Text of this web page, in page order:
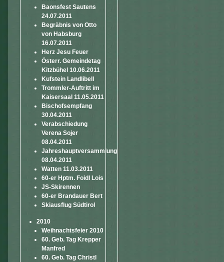
Baonsfest Sautens
24.07.2011
Begräbnis von Otto
von Habsburg
16.07.2011
Herz Jesu Feuer
Österr. Gemeindetag
Kitzbühel 10.06.2011
Kufstein Landlibell
Trommler-Auftritt im
Kaisersaal 11.05.2011
Bischofsempfang
30.04.2011
Verabschiedung
Verena Sojer
08.04.2011
Jahreshauptversammlung
08.04.2011
Watten 11.03.2011
60-er Hptm. Foidl Lois
JS-Skirennen
60-er Brandauer Bert
Skiausflug Südtirol
2010
Weihnachtsfeier 2010
60. Geb. Tag Krepper
Manfred
60. Geb. Tag Christl